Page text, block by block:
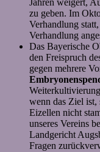
Jahren weigert,
zu geben. Im
Verhandlung
Verhandlung
Das Bayerische
den Freispruch
gegen mehrere
wenn das Ziel ist,
Eizellen nicht
unseres Vereins
Landgericht
Fragen